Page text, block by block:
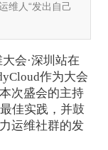
维人“发出自己
会·深圳站在
作为大会
次盛会的主持
佳实践，并鼓
运维社群的发